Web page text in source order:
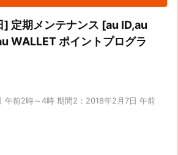
定期メンテナンス [au ID,au
WALLET ポイントプログラ
午前2時～4時 期間2：2018年2月7日 午前